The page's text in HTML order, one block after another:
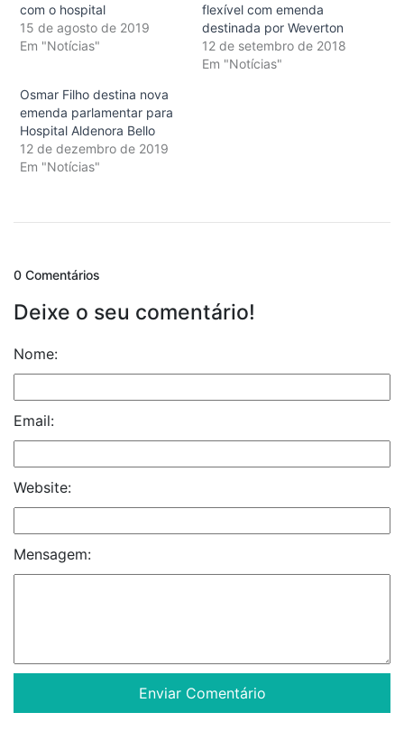
com o hospital
15 de agosto de 2019
Em "Notícias"
flexível com emenda
destinada por Weverton
12 de setembro de 2018
Em "Notícias"
Osmar Filho destina nova
emenda parlamentar para
Hospital Aldenora Bello
12 de dezembro de 2019
Em "Notícias"
0 Comentários
Deixe o seu comentário!
Nome:
Email:
Website:
Mensagem: